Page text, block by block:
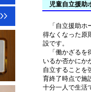
児童自立援助
「自立援助ホ
得なくなった原
設です。
「働かざるを
いるか否かにか
自立することを
育終了時点で施
十分一人で生活